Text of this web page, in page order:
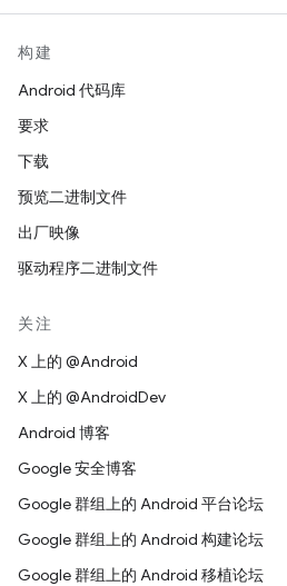
构建
Android 代码库
要求
下载
预览二进制文件
出厂映像
驱动程序二进制文件
关注
X 上的 @Android
X 上的 @AndroidDev
Android 博客
Google 安全博客
Google 群组上的 Android 平台论坛
Google 群组上的 Android 构建论坛
Google 群组上的 Android 移植论坛